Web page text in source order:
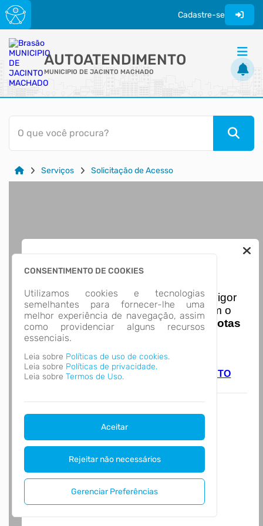
Cadastre-se
AUTOATENDIMENTO
MUNICIPIO DE JACINTO MACHADO
ACESSO RÁPIDO
Acessibilidade
Transparência
O que você procura?
Serviços Solicitação de Acesso
CONSENTIMENTO DE COOKIES
Utilizamos cookies e tecnologias
semelhantes para fornecer-lhe uma
melhor experiência de navegação, assim
como providenciar alguns recursos
essenciais.
Leia sobre Políticas de uso de cookies.
Leia sobre Políticas de privacidade.
Leia sobre Termos de Uso.
Aceitar
Rejeitar não necessários
Gerenciar Preferências
Nota Nacional
Iniciando em01/01/2026entra em vigor
a obrigatoriedade de integração com o
Ambiente de Dados Nacional das
Notas
de Serviço Eletrônicas
acesse o link abaixo e saiba mais.
Autoatendimento - MUNICIPIO DE JACINTO